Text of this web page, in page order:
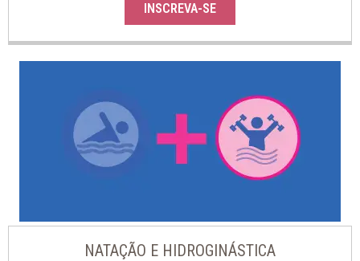
INSCREVA-SE
NATAÇÃO E HIDROGINÁSTICA